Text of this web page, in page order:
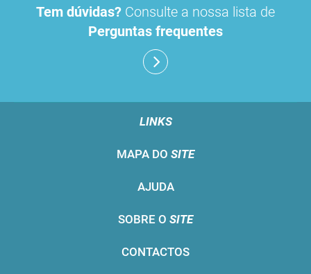
Tem dúvidas? Consulte a nossa lista de
Perguntas frequentes
LINKS
MAPA DO SITE
AJUDA
SOBRE O SITE
CONTACTOS